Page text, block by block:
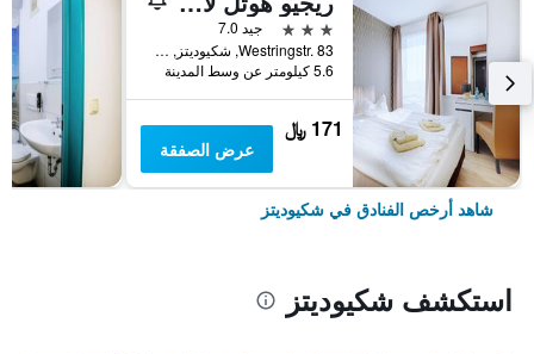
3 نجوم
جيد 7.0
Westringstr. 83, شكيوديتز, سكسونيا, ألمانيا
5.6 كيلومتر عن وسط المدينة
171 ﷼
عرض الصفقة
شاهد أرخص الفنادق في شكيوديتز
استكشف شكيوديتز